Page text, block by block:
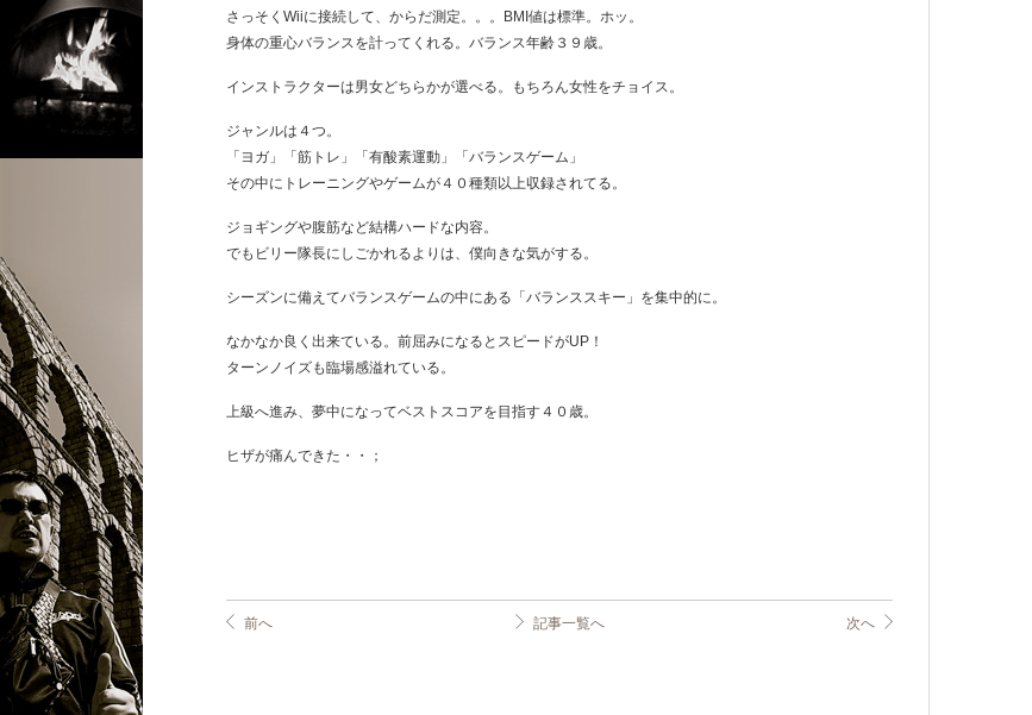
さっそくWiiに接続して、からだ測定。。。BMI値は標準。ホッ。
身体の重心バランスを計ってくれる。バランス年齢３９歳。
インストラクターは男女どちらかが選べる。もちろん女性をチョイス。
ジャンルは４つ。
「ヨガ」「筋トレ」「有酸素運動」「バランスゲーム」
その中にトレーニングやゲームが４０種類以上収録されてる。
ジョギングや腹筋など結構ハードな内容。
でもビリー隊長にしごかれるよりは、僕向きな気がする。
シーズンに備えてバランスゲームの中にある「バランススキー」を集中的に。
なかなか良く出来ている。前屈みになるとスピードがUP！
ターンノイズも臨場感溢れている。
上級へ進み、夢中になってベストスコアを目指す４０歳。
ヒザが痛んできた・・；
前へ 記事一覧へ 次へ